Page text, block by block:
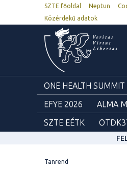
SZTE főoldal Neptun
Közérdekű adatok
ONE HEALTH SUMMIT
EFYE 2026
ALMA
SZTE EÉTK
Tanrend